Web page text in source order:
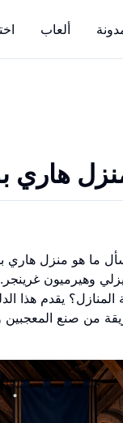
ألعاب
هاري
ما هو منزل هاري
وهيرميون غرينجر.